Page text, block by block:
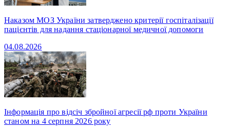
Наказом МОЗ України затверджено критерії госпіталізації
пацієнтів для надання стаціонарної медичної допомоги
04.08.2026
Інформація про відсіч збройної агресії рф проти України
станом на 4 серпня 2026 року